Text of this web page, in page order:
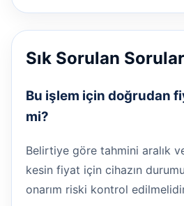
Sık Sorulan Sorular
Bu işlem için doğrudan
mi?
Belirtiye göre tahmini aralık
kesin fiyat için cihazın
onarım riski kontrol